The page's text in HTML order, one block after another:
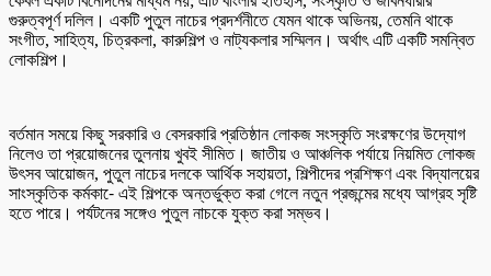
গুরুত্বপূর্ণ দলিল। একটি পুতুল নাচের প্রদর্শনীতে যেমন থাকে অভিনয়, তেমনি থাকে
সংগীত, সাহিত্য, চিত্রকলা, কারুশিল্প ও নাট্যকলার সম্মিলন। অর্থাৎ এটি একটি সমন্বিত
লোকশিল্প।
বর্তমান সময়ে কিছু সরকারি ও বেসরকারি প্রতিষ্ঠান লোকজ সংস্কৃতি সংরক্ষণের উদ্যোগ
নিলেও তা প্রয়োজনের তুলনায় খুবই সীমিত। জাতীয় ও আঞ্চলিক পর্যায়ে নিয়মিত লোকজ
উৎসব আয়োজন, পুতুল নাচের দলকে আর্থিক সহায়তা, শিল্পীদের প্রশিক্ষণ এবং বিদ্যালয়ের
সাংস্কৃতিক কর্মকা-ে এই শিল্পকে অন্তর্ভুক্ত করা গেলে নতুন প্রজন্মের মধ্যে আগ্রহ সৃষ্টি
হতে পারে। পর্যটনের সঙ্গেও পুতুল নাচকে যুক্ত করা সম্ভব।